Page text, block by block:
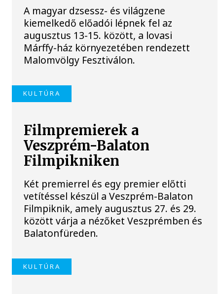
A magyar dzsessz- és világzene
kiemelkedő előadói lépnek fel az
augusztus 13-15. között, a lovasi
Márffy-ház környezetében rendezett
Malomvölgy Fesztiválon.
KULTÚRA
Filmpremierek a
Veszprém-Balaton
Filmpikniken
Két premierrel és egy premier előtti
vetítéssel készül a Veszprém-Balaton
Filmpiknik, amely augusztus 27. és 29.
között várja a nézőket Veszprémben és
Balatonfüreden.
KULTÚRA